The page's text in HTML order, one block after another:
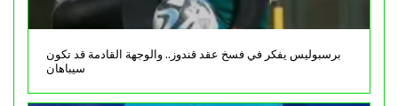
برسبوليس يفكر في فسخ عقد قندوز.. والوجهة القادمة قد تكون
سيباهان